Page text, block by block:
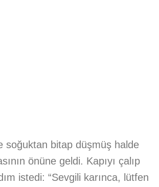
soğuktan bitap düşmüş halde
önüne geldi. Kapıyı çalıp
istedi: “Sevgili karınca, lütfen